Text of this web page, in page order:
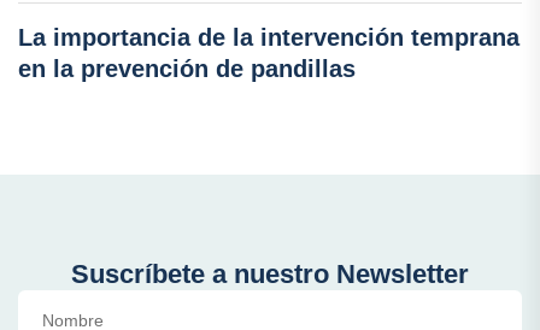
La importancia de la intervención temprana
en la prevención de pandillas
Suscríbete a nuestro Newsletter